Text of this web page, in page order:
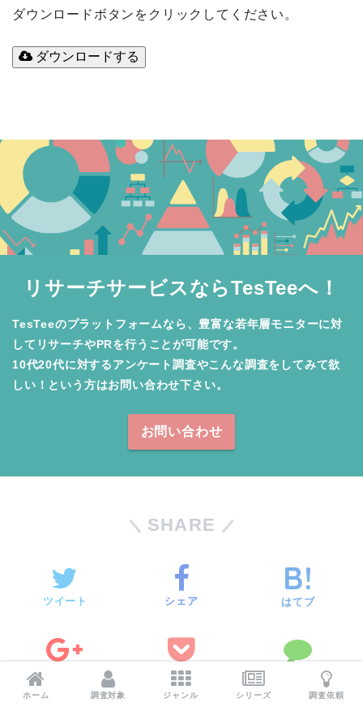
ダウンロードボタンをクリックしてください。
ダウンロードする
リサーチサービスならTesTeeへ！
TesTeeのプラットフォームなら、豊富な若年層モニターに対
してリサーチやPRを行うことが可能です。
10代20代に対するアンケート調査やこんな調査をしてみて欲
しい！という方はお問い合わせ下さい。
お問い合わせ
SHARE
ツイート シェア はてブ
Pocket
ホーム 調査対象 ジャンル シリーズ 調査依頼